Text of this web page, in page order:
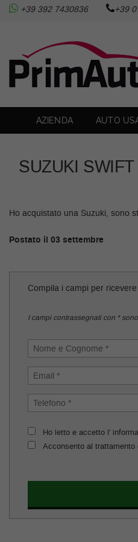
AUTO USATE
AUTO NUOVE
RICHIEDI LA TUA AUTO
SERVIZI
BLOG
RECENSIONI
BLOG
+39 392 7430836 +39
AZIENDA AUTO
SUZUKI
Ho acquistato una Suzuki, sono
Postato il 03 settembre
Compila i campi per
I campi contrassegnati con *
Ho letto e accetto l'
Acconsento al
preferenze
di
consenso
seguente
pannello
esprimere
di
alle
tracciamento
che
offrire
funzionalità
svolgere
attività
descritte.
Per
informazioni
sul